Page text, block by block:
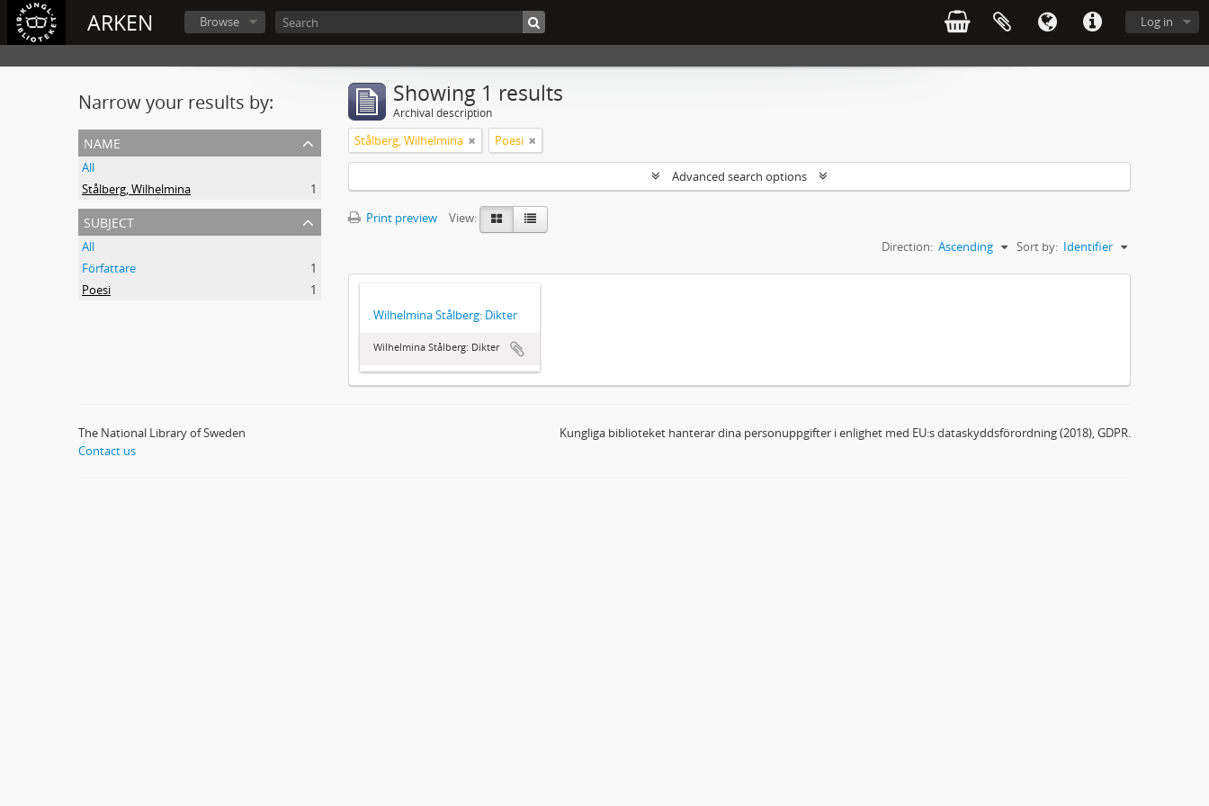
ARKEN Log in
Browse
Narrow your results by:
name
All
Stålberg, Wilhelmina
1
subject
All
Författare
1
Poesi
1
Showing 1 results
Archival description
Stålberg, Wilhelmina Poesi
Advanced search options
Print preview
View:
Sort by: Identifier
Direction: Ascending
Wilhelmina Stålberg: Dikter
Wilhelmina Stålberg: Dikter
The National Library of Sweden
Contact us
Kungliga biblioteket hanterar dina personuppgifter i enlighet med EU:s dataskyddsförordning (2018), GDPR.